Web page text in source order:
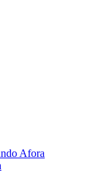
Afora